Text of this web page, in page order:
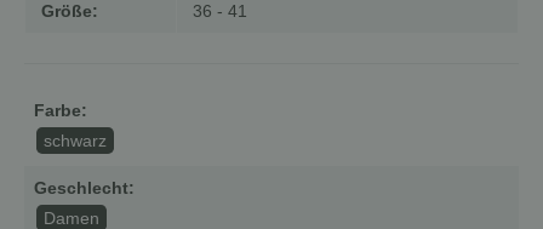
Größe: 36 - 41
Farbe:
schwarz
Geschlecht:
Damen